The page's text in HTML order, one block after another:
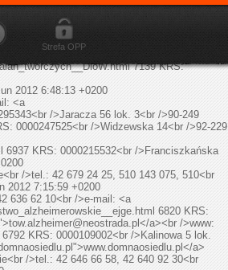
img/layout/eopp_logo_rss.jpg
/>tel.: 42 663 84 99<br />faks: 42 663 84
a>
/>faks: 42 637 78 33<br />e-mail: <a
7139 KRS:
2012 6:48:13 +0200
<a
/>Jaracza 56 lok. 3<br />90-249
0000247525<br />Widzewska 14<br />92-229
6937 KRS: 0000215532<br />Franciszkańska
/>tel.: 42 679 24 25, 510 143 075, 510<br
2012 7:15:59 +0200
636 62 10<br />e-mail: <a
6820 KRS:
tow.alzheimer@neostrada.pl </a><br />www:
6792 KRS: 0000109002<br />Kalinowa 5 lok.
a>
/>tel.: 42 646 66 58, 42 640 92 30<br
Strefa OPP